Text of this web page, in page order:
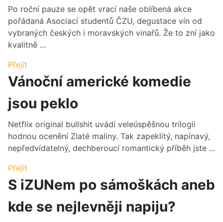
Po roční pauze se opět vrací naše oblíbená akce
pořádaná Asociací studentů ČZU, degustace vín od
vybraných českých i moravských vinařů. Že to zní jako
kvalitně ...
Přejít
Vánoční americké komedie
jsou peklo
Netflix original bullshit uvádí veleúspěšnou trilogii
hodnou ocenění Zlaté maliny. Tak zapeklitý, napínavý,
nepředvídatelný, dechberoucí romantický příběh jste ...
Přejít
S iZUNem po sámoškách aneb
kde se nejlevněji napiju?